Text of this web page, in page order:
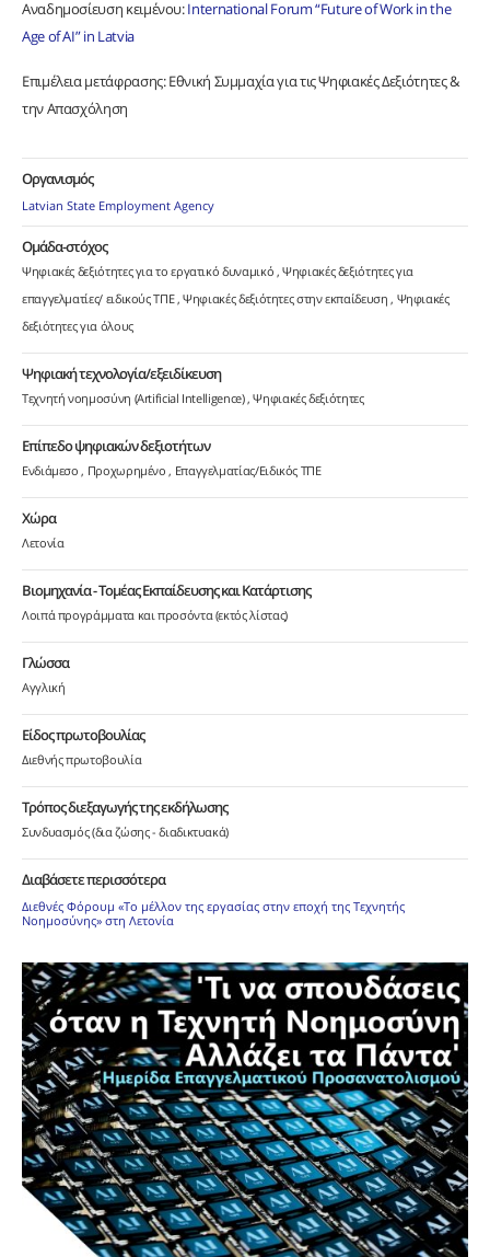
Αναδημοσίευση κειμένου:International Forum “Future of Work in the
Age of AI” in Latvia
Επιμέλεια μετάφρασης: Εθνική Συμμαχία για τις Ψηφιακές Δεξιότητες &
την Απασχόληση
Οργανισμός
Latvian State Employment Agency
Ομάδα-στόχος
Ψηφιακές δεξιότητες για το εργατικό δυναμικό Ψηφιακές δεξιότητες για
επαγγελματίες/ ειδικούς ΤΠΕ Ψηφιακές δεξιότητες στην εκπαίδευση Ψηφιακές
δεξιότητες για όλους
Ψηφιακή τεχνολογία/εξειδίκευση
Τεχνητή νοημοσύνη (Artificial Intelligence) Ψηφιακές δεξιότητες
Επίπεδο ψηφιακών δεξιοτήτων
Ενδιάμεσο Προχωρημένο Επαγγελματίας/Ειδικός ΤΠΕ
Χώρα
Λετονία
Βιομηχανία - Τομέας Εκπαίδευσης και Κατάρτισης
Λοιπά προγράμματα και προσόντα (εκτός λίστας)
Γλώσσα
Αγγλική
Είδος πρωτοβουλίας
Διεθνής πρωτοβουλία
Τρόπος διεξαγωγής της εκδήλωσης
Συνδυασμός (δια ζώσης - διαδικτυακά)
Διαβάσετε περισσότερα
Διεθνές Φόρουμ «Το μέλλον της εργασίας στην εποχή της Τεχνητής
Νοημοσύνης» στη Λετονία